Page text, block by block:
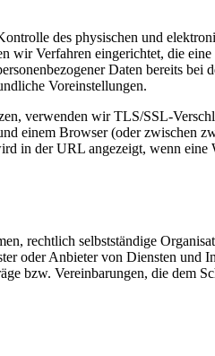
des physischen und
wir Verfahren eingerichtet, die
Daten bereits
Voreinstellungen.
verwenden wir TLS/SSL-
einem Browser (oder zwischen
in der URL angezeigt, wenn
rechtlich selbstständige
oder Anbieter von Diensten und
bzw. Vereinbarungen, die dem